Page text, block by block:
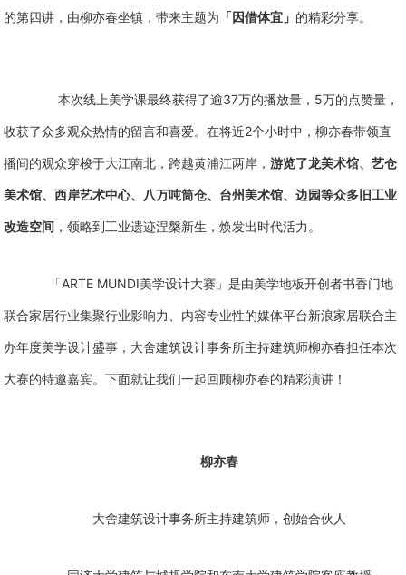
的第四讲，由柳亦春坐镇，带来主题为 「因借体宜」 的精彩分享。
本次线上美学课最终获得了逾37万的播放量， 5万的点赞量，
收获了众多观众热情的留言和喜爱。在将近2个小时中，柳亦春带领直
播间的观众穿梭于大江南北，跨越黄浦江两岸，游览了龙美术馆、艺仓
美术馆、西岸艺术中心、八万吨筒仓、台州美术馆、边园等众多旧工业
改造空间 ，领略到工业遗迹涅槃新生，焕发出时代活力。
「ARTE MUNDI美学设计大赛」是由美学地板开创者书香门地
联合家居行业集聚行业影响力、内容专业性的媒体平台新浪家居联合主
办年度美学设计盛事，大舍建筑设计事务所主持建筑师柳亦春担任本次
大赛的特邀嘉宾。下面就让我们一起回顾柳亦春的精彩演讲！
柳亦春
大舍建筑设计事务所主持建筑师，创始合伙人